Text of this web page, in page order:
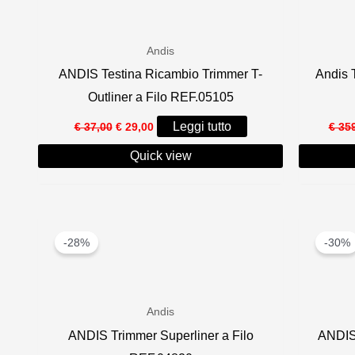
Andis
ANDIS Testina Ricambio Trimmer T-
Outliner a Filo REF.05105
€37,00 Il
prezzo
originale
era:
€29,00Il
prezzo
attuale
è:
Leggi tutto
Quick view
Andis
€
-28%
Andis
ANDIS Trimmer Superliner a Filo
-30%